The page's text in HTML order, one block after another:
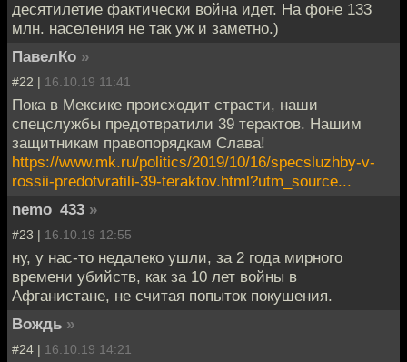
десятилетие фактически война идет. На фоне 133
млн. населения не так уж и заметно.)
ПавелКо »
#22 | 16.10.19 11:41
Пока в Мексике происходит страсти, наши
спецслужбы предотвратили 39 терактов. Нашим
защитникам правопорядкам Слава!
https://www.mk.ru/politics/2019/10/16/specsluzhby-v-
rossii-predotvratili-39-teraktov.html?utm_source...
nemo_433 »
#23 | 16.10.19 12:55
ну, у нас-то недалеко ушли, за 2 года мирного
времени убийств, как за 10 лет войны в
Афганистане, не считая попыток покушения.
Вождь »
#24 | 16.10.19 14:21